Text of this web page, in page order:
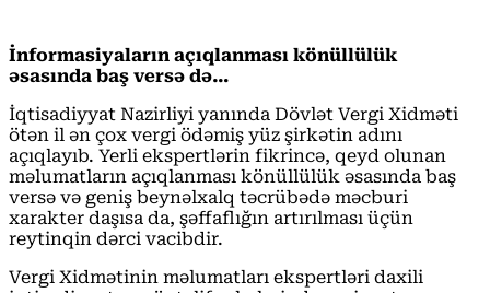
İnformasiyaların açıqlanması könüllülük
əsasında baş versə də…
İqtisadiyyat Nazirliyi yanında Dövlət Vergi Xidməti
ötən il ən çox vergi ödəmiş yüz şirkətin adını
açıqlayıb. Yerli ekspertlərin fikrincə, qeyd olunan
məlumatların açıqlanması könüllülük əsasında baş
versə və geniş beynəlxalq təcrübədə məcburi
xarakter daşısa da, şəffaflığın artırılması üçün
reytinqin dərci vacibdir.
Vergi Xidmətinin məlumatları ekspertləri daxili